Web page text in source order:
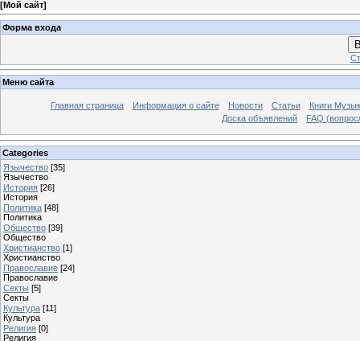
[Мой сайт]
Форма входа
Меню сайта
Главная страница Информация о сайте Новости Статьи
Книги
Доска объявлений
FAQ
Categories
Язычество [35]
Язычество
История [26]
История
Политика [48]
Политика
Общество [39]
Общество
Христианство [1]
Христианство
Православие [24]
Православие
Секты [5]
Секты
Культура [11]
Культура
Религия [0]
Религия